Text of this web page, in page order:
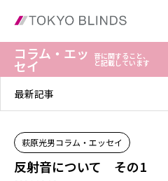
コラム・エッ
セイ
音に関す
と記載しています
最新記事
萩原光男コラム・エッセイ
反射音について その1